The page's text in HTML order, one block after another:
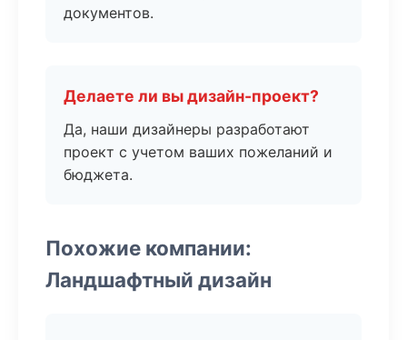
документов.
Делаете ли вы дизайн-проект?
Да, наши дизайнеры разработают
проект с учетом ваших пожеланий и
бюджета.
Похожие компании:
Ландшафтный дизайн